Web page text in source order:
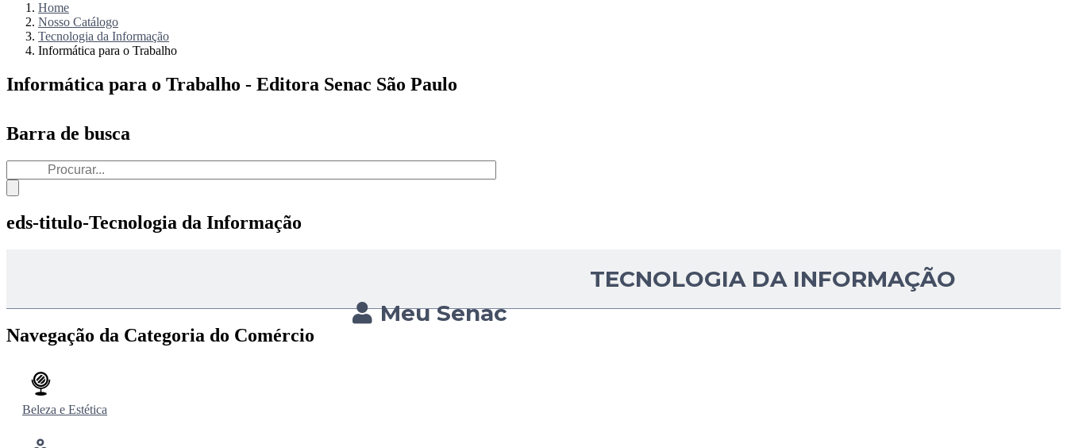
Meu Senac
Home
Nosso Catálogo
Tecnologia da Informação
Informática para o Trabalho
Informática para o Trabalho - Editora Senac São Paulo
Barra de busca
eds-titulo-Tecnologia da Informação
TECNOLOGIA DA INFORMAÇÃO
Navegação da Categoria do Comércio
Beleza e Estética